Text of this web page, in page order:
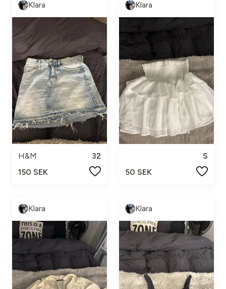
Klara
H&M
32
150 SEK
Klara
S
50 SEK
Klara Klara